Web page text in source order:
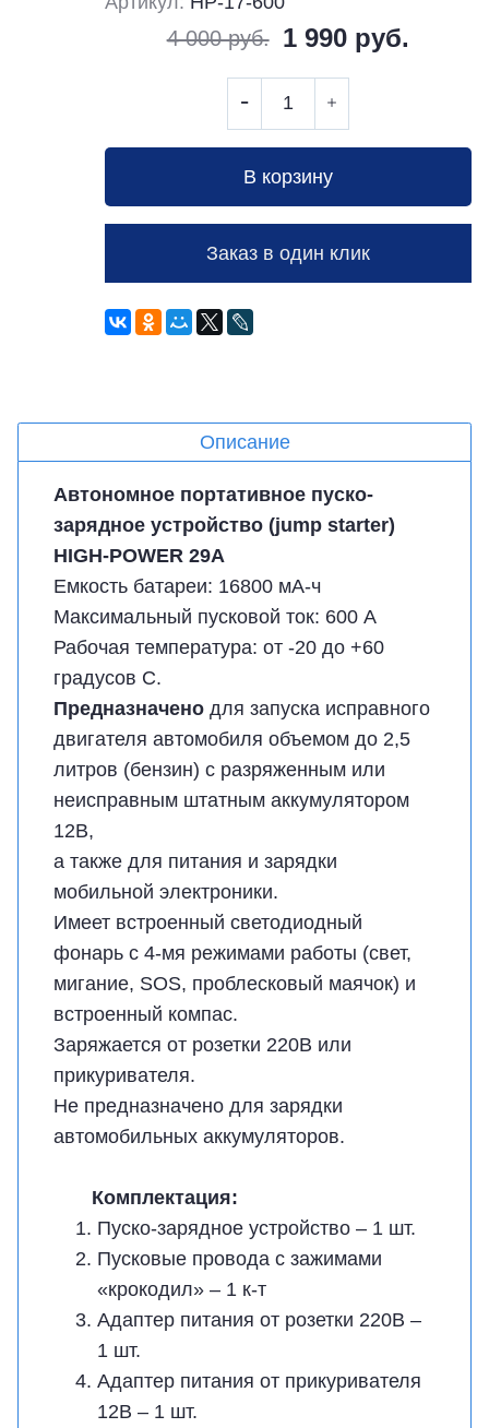
4 000 руб. 1 990 руб.
В корзину
Заказ в один клик
Описание
Автономное портативное пуско-
зарядное устройство (jump starter)
HIGH-POWER 29А
Емкость батареи: 16800 мА-ч
Максимальный пусковой ток: 600 А
Рабочая температура: от -20 до +60
градусов С.
Предназначено для запуска исправного
двигателя автомобиля объемом до 2,5
литров (бензин) с разряженным или
неисправным штатным аккумулятором
12В,
а также для питания и зарядки
мобильной электроники.
Имеет встроенный светодиодный
фонарь с 4-мя режимами работы (свет,
мигание, SOS, проблесковый маячок) и
встроенный компас.
Заряжается от розетки 220В или
прикуривателя.
Не предназначено для зарядки
автомобильных аккумуляторов.
Комплектация:
Пуско-зарядное устройство – 1 шт.
Пусковые провода с зажимами
«крокодил» – 1 к-т
Адаптер питания от розетки 220В –
1 шт.
Адаптер питания от прикуривателя
12В – 1 шт.